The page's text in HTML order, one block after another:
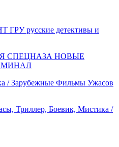
ГРУ русские детективы и
СПЕЦНАЗА НОВЫЕ
Зарубежные Фильмы Ужасов
Боевик, Мистика /